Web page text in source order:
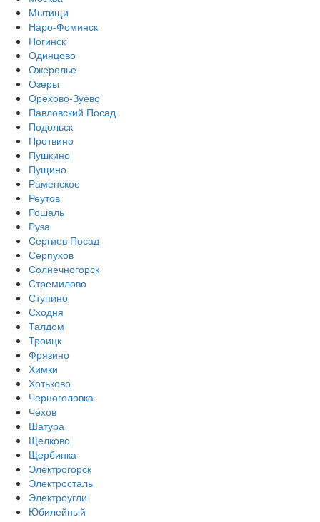
Мытищи
Наро-Фоминск
Ногинск
Одинцово
Ожерелье
Озеры
Орехово-Зуево
Павловский Посад
Подольск
Протвино
Пушкино
Пущино
Раменское
Реутов
Рошаль
Руза
Сергиев Посад
Серпухов
Солнечногорск
Стремилово
Ступино
Сходня
Талдом
Троицк
Фрязино
Химки
Хотьково
Черноголовка
Чехов
Шатура
Щелково
Щербинка
Электрогорск
Электросталь
Электроугли
Юбилейный